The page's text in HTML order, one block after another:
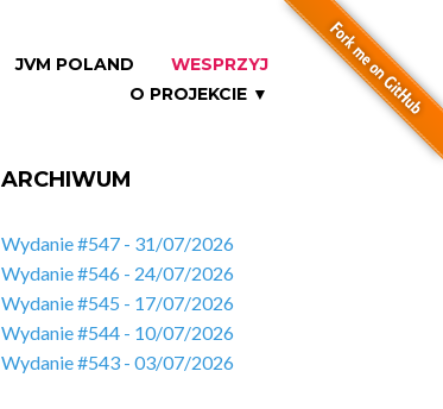
JVM POLAND
WESPRZYJ
O PROJEKCIE ▼
ARCHIWUM
Wydanie #547 - 31/07/2026
Wydanie #546 - 24/07/2026
Wydanie #545 - 17/07/2026
Wydanie #544 - 10/07/2026
Wydanie #543 - 03/07/2026